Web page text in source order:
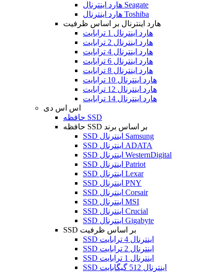
هارد اینترنال Seagate
هارد اینترنال Toshiba
هارد اینترنال بر اساس ظرفیت
هارد اینترنال 1 ترابایت
هارد اینترنال 2 ترابایت
هارد اینترنال 4 ترابایت
هارد اینترنال 6 ترابایت
هارد اینترنال 8 ترابایت
هارد اینترنال 10 ترابایت
هارد اینترنال 12 ترابایت
هارد اینترنال 14 ترابایت
اس اس دی
حافظه SSD
حافظه SSD بر اساس برند
SSD اینترنال Samsung
SSD اینترنال ADATA
SSD اینترنال WesternDigital
SSD اینترنال Patriot
SSD اینترنال Lexar
SSD اینترنال PNY
SSD اینترنال Corsair
SSD اینترنال MSI
SSD اینترنال Crucial
SSD اینترنال Gigabyte
SSD بر اساس ظرفیت
SSD اینترنال 4 ترابایت
SSD اینترنال 2 ترابایت
SSD اینترنال 1 ترابایت
SSD اینترنال 512 گیگابایت